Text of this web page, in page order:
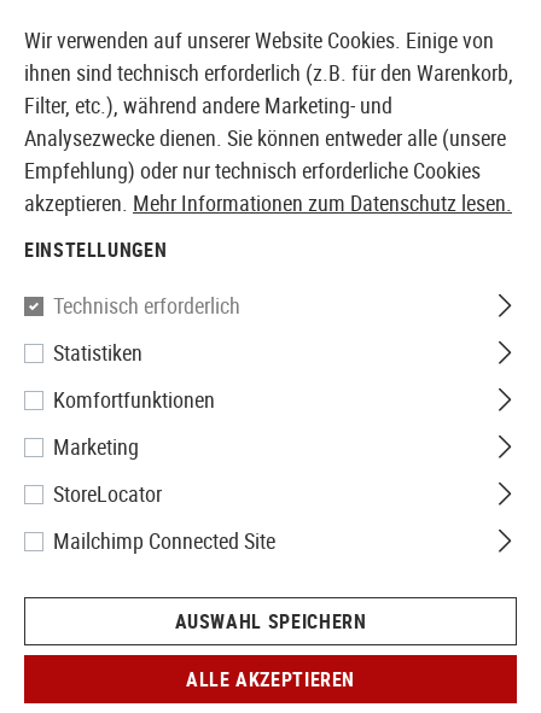
EUROPÄISCHER AIRSOFT SHOP & GROßHÄNDLER
Blackhawk
Serpa Quick Female Adapter
Wir verwenden auf unserer Website Cookies. Einige von
ihnen sind technisch erforderlich (z.B. für den Warenkorb,
Filter, etc.), während andere Marketing- und
Analysezwecke dienen. Sie können entweder alle (unsere
Empfehlung) oder nur technisch erforderliche Cookies
akzeptieren. Mehr Informationen zum Datenschutz lesen.
EINSTELLUNGEN
Technisch erforderlich
Statistiken
Komfortfunktionen
Marketing
StoreLocator
Mailchimp Connected Site
AUSWAHL SPEICHERN
ALLE AKZEPTIEREN